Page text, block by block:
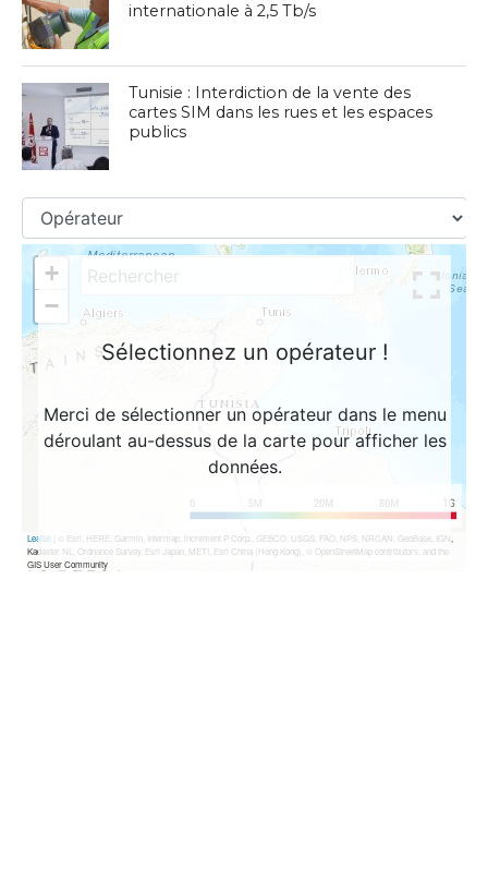
internationale à 2,5 Tb/s
Tunisie : Interdiction de la vente des
cartes SIM dans les rues et les espaces
publics